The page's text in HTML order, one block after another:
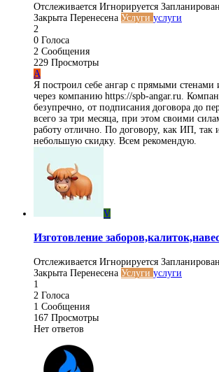
Отслеживается Игнорируется
Закрыта Перенесена Услуги услуги
2
0 Голоса
2 Сообщения
229 Просмотры
A
Я построил себе ангар с прямыми стенами
через компанию https://spb-angar.ru.
безупречно, от подписания договора до
всего за три месяца, при этом своими
работу отлично. По договору, как ИП, так
небольшую скидку. Всем рекомендую.
V
Изготовление
Отслеживается Игнорируется
Закрыта Перенесена Услуги услуги
1
2 Голоса
1 Сообщения
167 Просмотры
Нет ответов